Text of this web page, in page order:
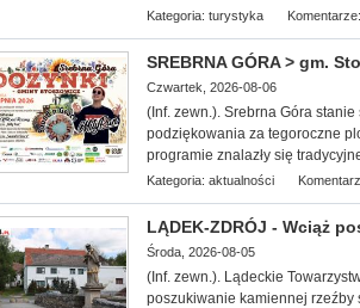
Kategoria: turystyka
SREBRNA GÓRA > gm.
Czwartek, 2026-08-06
(Inf. zewn.). Srebrna Góra
podziękowania za tegoroczne
programie znalazły się
Kategoria: aktualności
LĄDEK-ZDRÓJ - Wciąż
Środa, 2026-08-05
(Inf. zewn.). Lądeckie Towarzy
poszukiwanie kamiennej rzeźby